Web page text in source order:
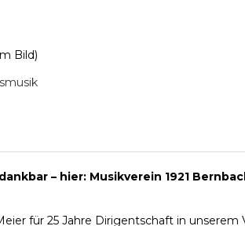
Bild)
– hier: Musikverein 1921
für 25 Jahre Dirigentschaft in unserem